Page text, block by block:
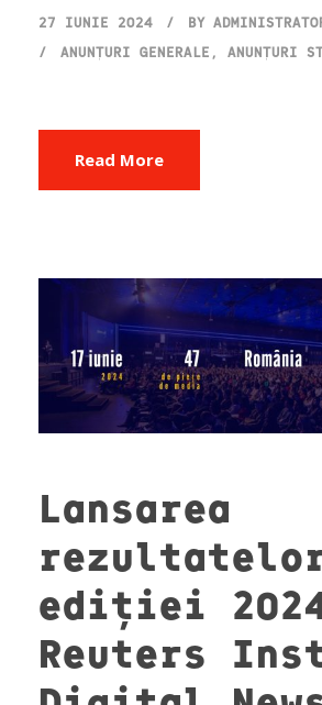
27 IUNIE 2024 BY
ANUNȚURI GENERALE , ANUNȚURI
Read More
Lansarea
ediției
Reuters